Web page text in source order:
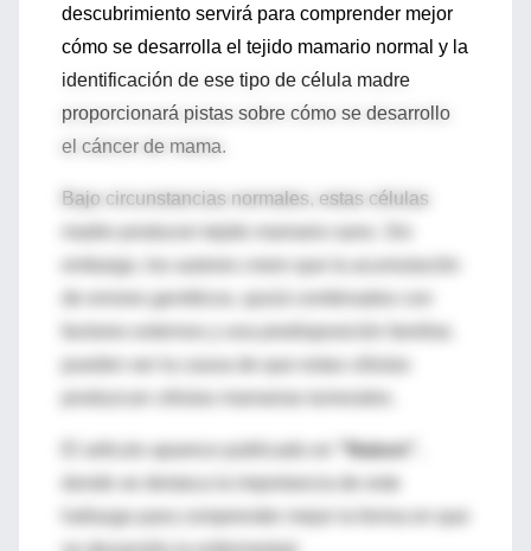
descubrimiento servirá para comprender mejor
cómo se desarrolla el tejido mamario normal y la
identificación de ese tipo de célula madre
proporcionará pistas sobre cómo se desarrollo
el cáncer de mama.
Bajo circunstancias normales, estas células
embargo, los autores creen que la acumulación
de errores genéticos, quizá combinados con
El artículo aparece publicado en "Nature"
donde se destaca la importancia de este
hallazgo para comprender mejor la forma en que